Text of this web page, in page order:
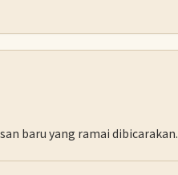
baru yang ramai dibicarakan.